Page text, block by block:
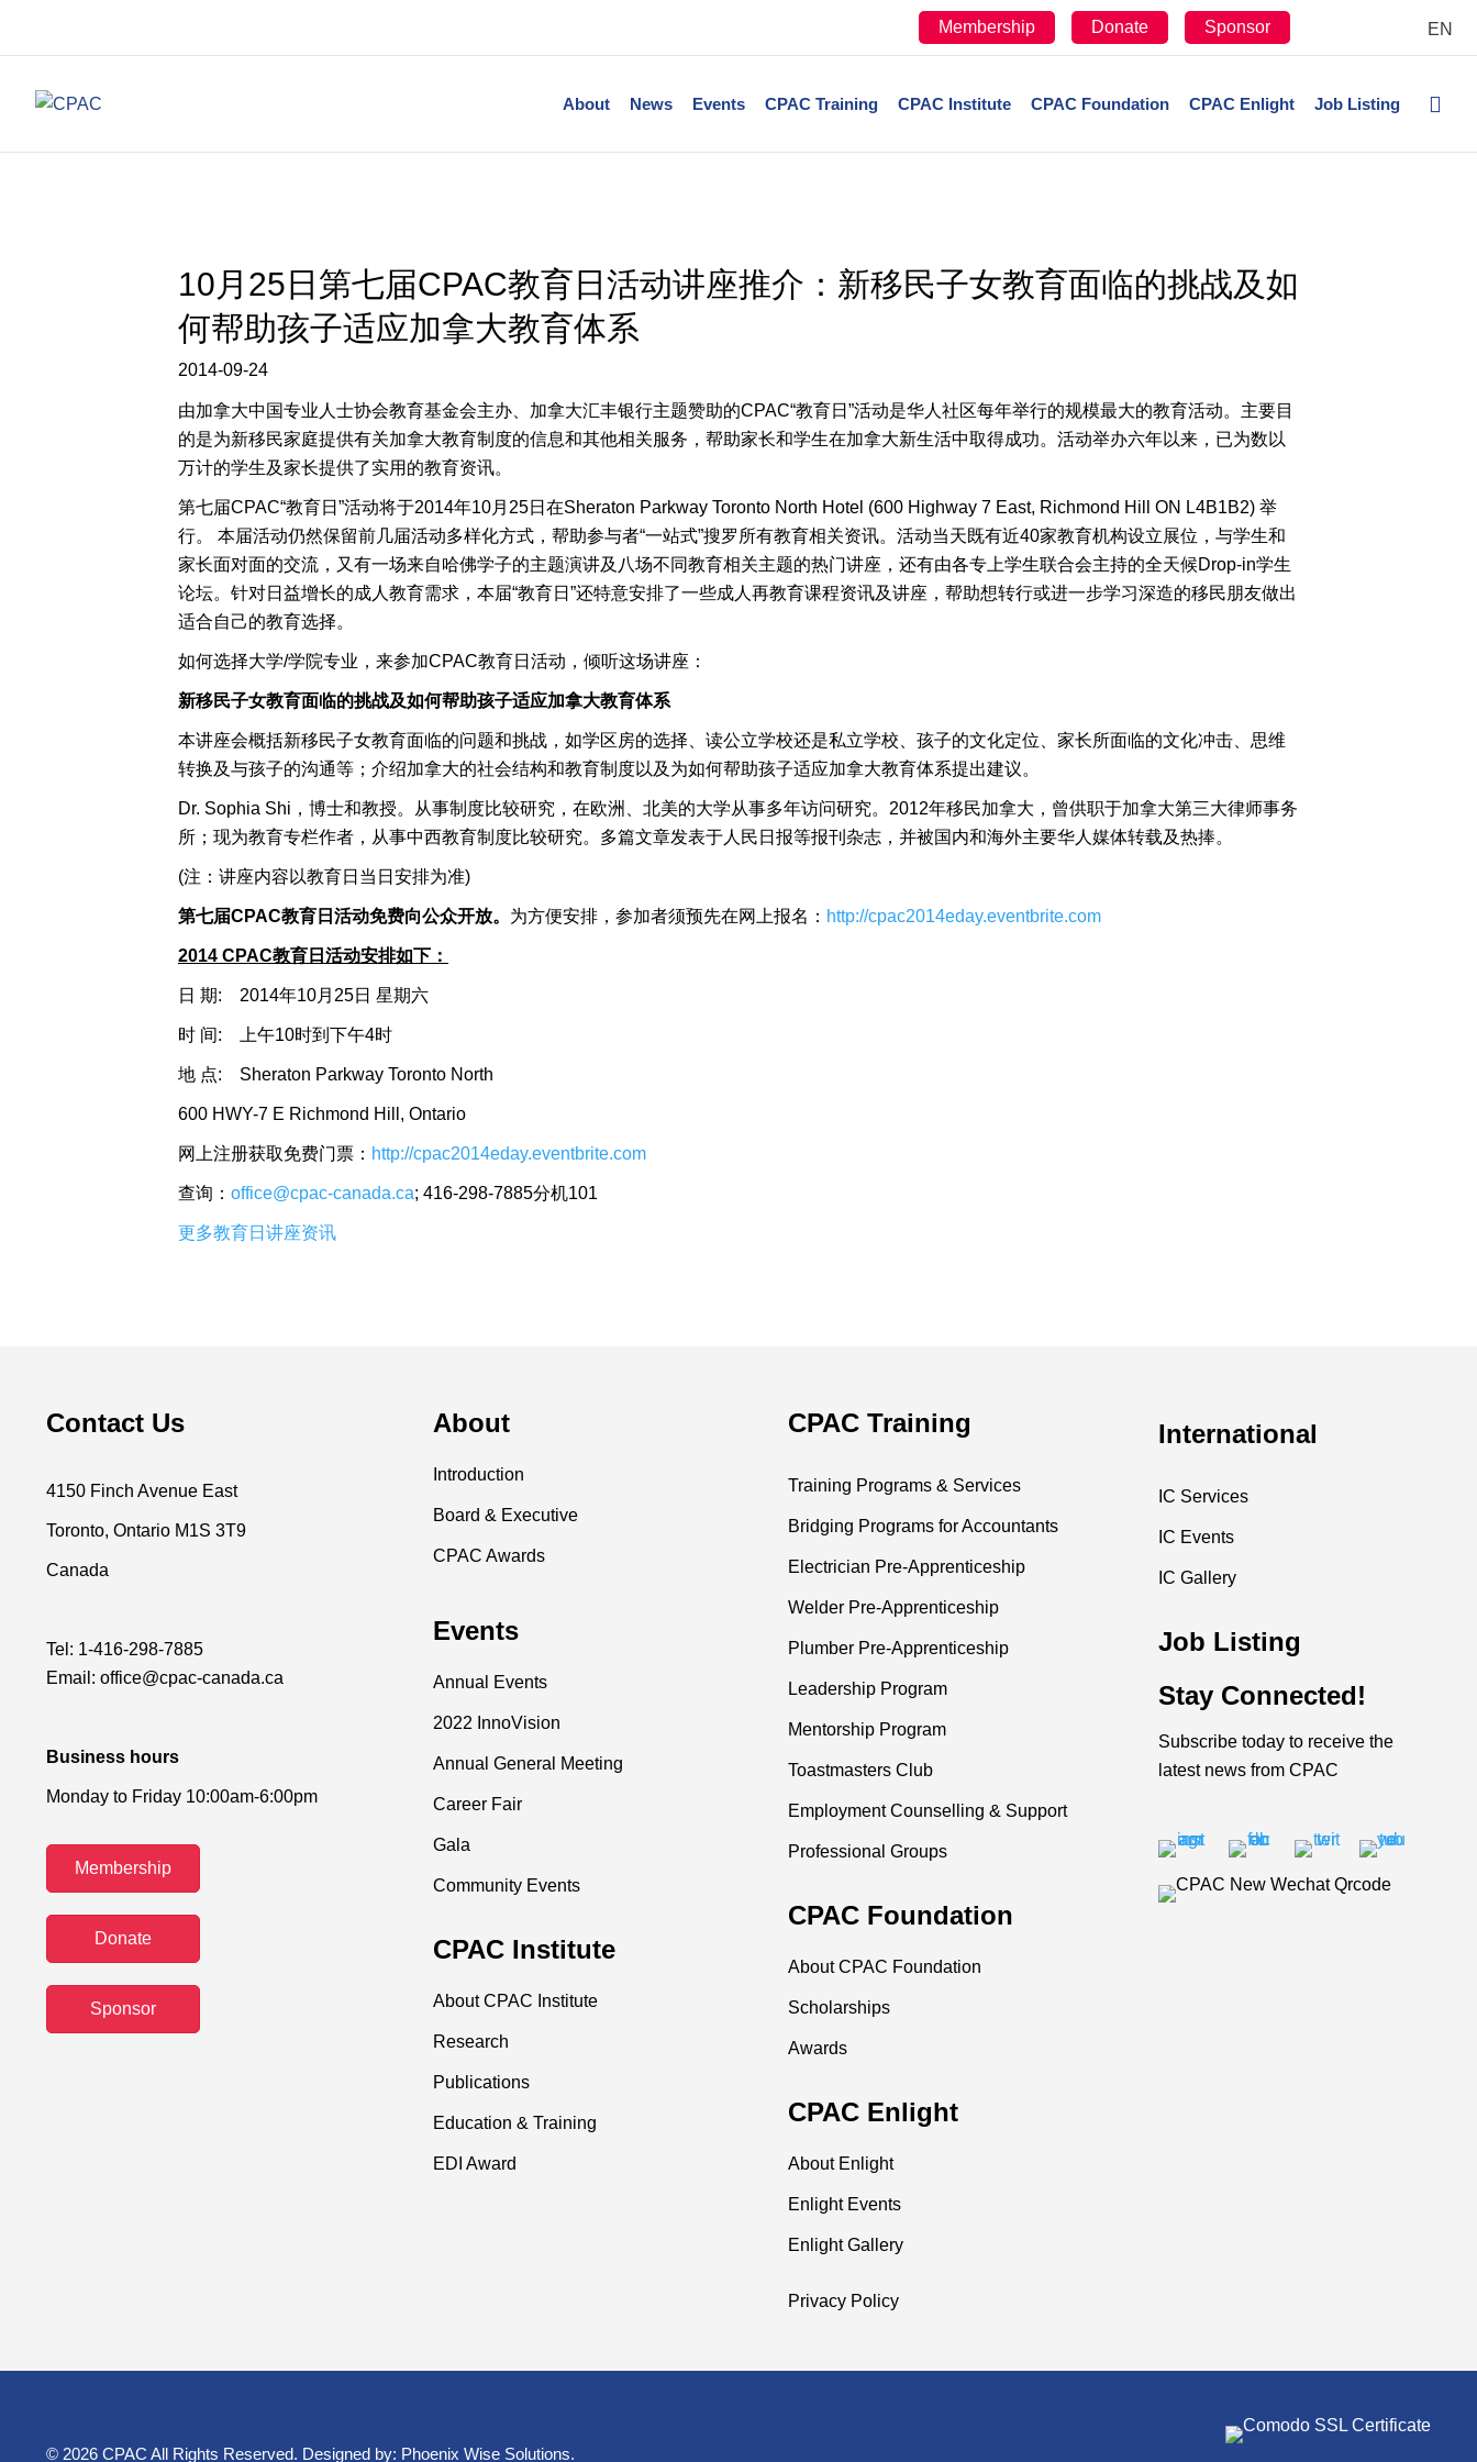
Membership Donate Sponsor EN
About News Events CPAC Training CPAC Institute CPAC Foundation CPAC Enlight Job Listing
10月25日第七届CPAC教育日活动讲座推介：新移民子女教育面临的挑战及如
何帮助孩子适应加拿大教育体系
2014-09-24
由加拿大中国专业人士协会教育基金会主办、加拿大汇丰银行主题赞助的CPAC“教育日”活动是华人社区每年举行的规模最大的教育活动。主要目
的是为新移民家庭提供有关加拿大教育制度的信息和其他相关服务，帮助家长和学生在加拿大新生活中取得成功。活动举办六年以来，已为数以
万计的学生及家长提供了实用的教育资讯。
第七届CPAC“教育日”活动将于2014年10月25日在Sheraton Parkway Toronto North Hotel (600 Highway 7 East, Richmond Hill ON L4B1B2) 举
行。 本届活动仍然保留前几届活动多样化方式，帮助参与者“一站式”搜罗所有教育相关资讯。活动当天既有近40家教育机构设立展位，与学生和
家长面对面的交流，又有一场来自哈佛学子的主题演讲及八场不同教育相关主题的热门讲座，还有由各专上学生联合会主持的全天候Drop-in学生
论坛。针对日益增长的成人教育需求，本届“教育日”还特意安排了一些成人再教育课程资讯及讲座，帮助想转行或进一步学习深造的移民朋友做出
适合自己的教育选择。
如何选择大学/学院专业，来参加CPAC教育日活动，倾听这场讲座：
新移民子女教育面临的挑战及如何帮助孩子适应加拿大教育体系
本讲座会概括新移民子女教育面临的问题和挑战，如学区房的选择、读公立学校还是私立学校、孩子的文化定位、家长所面临的文化冲击、思维
转换及与孩子的沟通等；介绍加拿大的社会结构和教育制度以及为如何帮助孩子适应加拿大教育体系提出建议。
Dr. Sophia Shi，博士和教授。从事制度比较研究，在欧洲、北美的大学从事多年访问研究。2012年移民加拿大，曾供职于加拿大第三大律师事务
所；现为教育专栏作者，从事中西教育制度比较研究。多篇文章发表于人民日报等报刊杂志，并被国内和海外主要华人媒体转载及热捧。
(注：讲座内容以教育日当日安排为准)
第七届CPAC教育日活动免费向公众开放。 为方便安排，参加者须预先在网上报名： http://cpac2014eday.eventbrite.com
2014 CPAC教育日活动安排如下：
日 期: 2014年10月25日 星期六
时 间: 上午10时到下午4时
地 点: Sheraton Parkway Toronto North
600 HWY-7 E Richmond Hill, Ontario
网上注册获取免费门票： http://cpac2014eday.eventbrite.com
查询： office@cpac-canada.ca; 416-298-7885分机101
更多教育日讲座资讯
Contact Us
4150 Finch Avenue East
Toronto, Ontario M1S 3T9
Canada
Tel: 1-416-298-7885
Email: office@cpac-canada.ca
Business hours
Monday to Friday 10:00am-6:00pm
Membership
Donate
Sponsor
About
Introduction
Board & Executive
CPAC Awards
Events
Annual Events
2022 InnoVision
Annual General Meeting
Career Fair
Gala
Community Events
CPAC Institute
About CPAC Institute
Research
Publications
Education & Training
EDI Award
CPAC Training
Training Programs & Services
Bridging Programs for Accountants
Electrician Pre-Apprenticeship
Welder Pre-Apprenticeship
Plumber Pre-Apprenticeship
Leadership Program
Mentorship Program
Toastmasters Club
Employment Counselling & Support
Professional Groups
CPAC Foundation
About CPAC Foundation
Scholarships
Awards
CPAC Enlight
About Enlight
Enlight Events
Enlight Gallery
Privacy Policy
International
IC Services
IC Events
IC Gallery
Job Listing
Stay Connected!
Subscribe today to receive the
latest news from CPAC
© 2026 CPAC All Rights Reserved. Designed by: Phoenix Wise Solutions.